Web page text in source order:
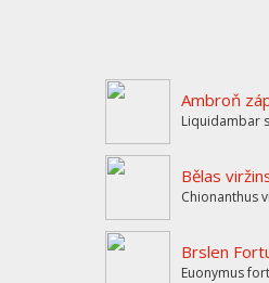
Ambroň
Liquidambar
Bělas
Chionanthus
Brslen
Euonymus